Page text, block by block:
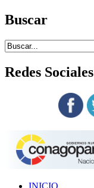
Buscar
Redes Sociales
INICIO